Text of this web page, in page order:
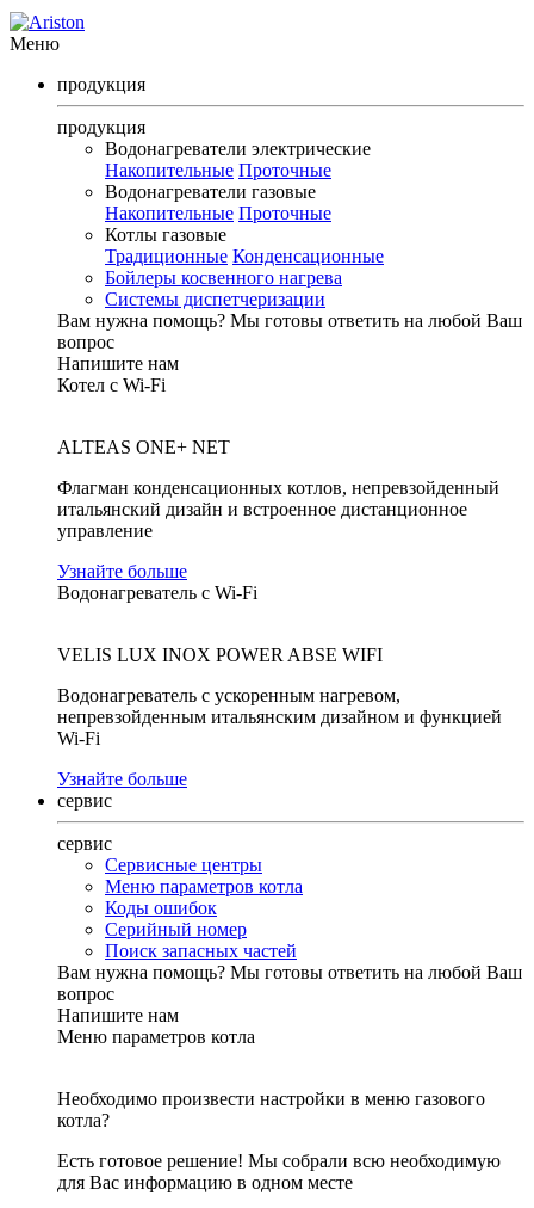
Меню
продукция
продукция
Водонагреватели электрические
Накопительные Проточные
Водонагреватели газовые
Накопительные Проточные
Котлы газовые
Традиционные Конденсационные
Бойлеры косвенного нагрева
Системы диспетчеризации
Вам нужна помощь? Мы готовы ответить на любой Ваш
вопрос
Напишите нам
Котел с Wi-Fi
ALTEAS ONE+ NET
Флагман конденсационных котлов, непревзойденный
итальянский дизайн и встроенное дистанционное
управление
Узнайте больше
Водонагреватель с Wi-Fi
VELIS LUX INOX POWER ABSE WIFI
Водонагреватель с ускоренным нагревом,
непревзойденным итальянским дизайном и функцией
Wi-Fi
Узнайте больше
сервис
сервис
Сервисные центры
Меню параметров котла
Коды ошибок
Серийный номер
Поиск запасных частей
Вам нужна помощь? Мы готовы ответить на любой Ваш
вопрос
Напишите нам
Меню параметров котла
Необходимо произвести настройки в меню газового
котла?
Есть готовое решение! Мы собрали всю необходимую
для Вас информацию в одном месте